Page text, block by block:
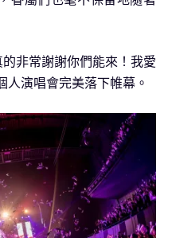
非常謝謝你們能來！我愛
人演唱會完美落下帷幕。